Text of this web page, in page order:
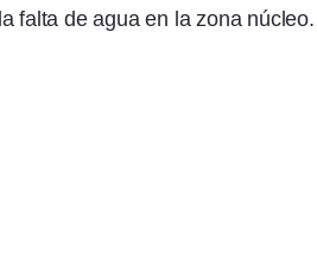
falta de agua en la zona núcleo.